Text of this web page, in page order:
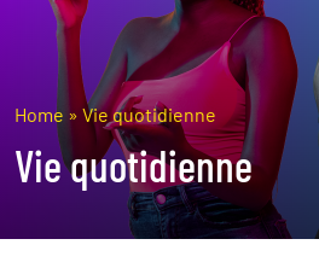
Home » Vie quotidienne
Vie quotidienne